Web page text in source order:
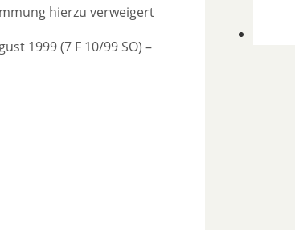
hierzu verweigert
1999 (7 F 10/99 SO) –